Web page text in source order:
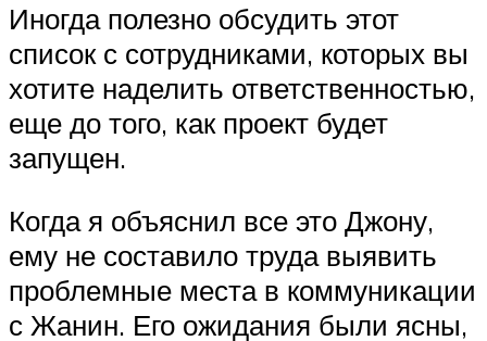
Иногда полезно обсудить этот
список с сотрудниками, которых вы
хотите наделить ответственностью,
еще до того, как проект будет
запущен.
Когда я объяснил все это Джону,
ему не составило труда выявить
проблемные места в коммуникации
с Жанин. Его ожидания были ясны,